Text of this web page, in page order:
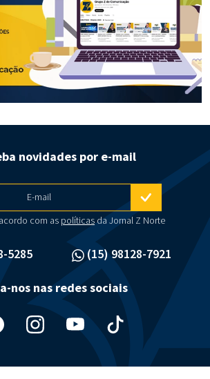
5285 (15) 98128-7921
novidades por e-mail
E-mail
com as políticasda Jornal Z Norte
nos nas redes sociais